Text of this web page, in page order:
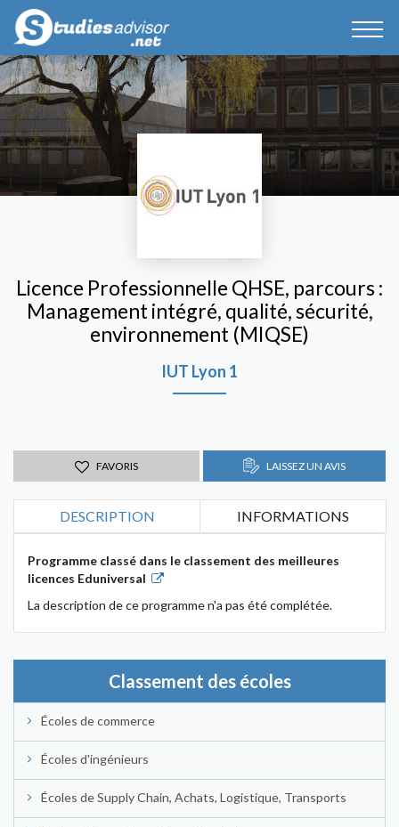
Licence Professionnelle QHSE, parcours :
Management intégré, qualité, sécurité,
environnement (MIQSE)
IUT Lyon 1
FAVORIS LAISSEZ UN AVIS
DESCRIPTION INFORMATIONS
Programme classé dans le classement des meilleures
licences Eduniversal
La description de ce programme n'a pas été complétée.
Classement des écoles
Écoles de commerce
Écoles d'ingénieurs
Écoles de Supply Chain, Achats, Logistique, Transports